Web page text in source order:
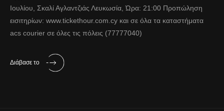
Ιουλίου, Σκαλί Αγλαντζιάς Λευκωσία, Ώρα: 21:00 Προπώληση
εισιτηρίων: www.tickethour.com.cy και σε όλα τα καταστήματα
acs courier σε όλες τις πόλεις (77777040)
Διάβασε το